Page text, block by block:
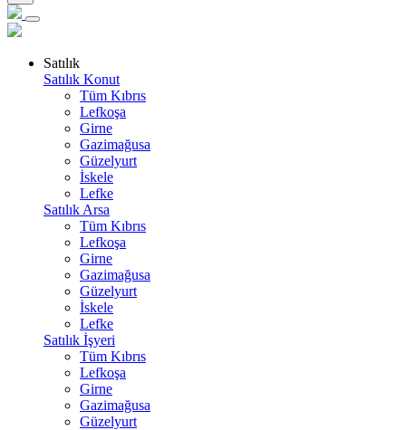
Satılık
Satılık Konut
Tüm Kıbrıs
Lefkoşa
Girne
Gazimağusa
Güzelyurt
İskele
Lefke
Satılık Arsa
Tüm Kıbrıs
Lefkoşa
Girne
Gazimağusa
Güzelyurt
İskele
Lefke
Satılık İşyeri
Tüm Kıbrıs
Lefkoşa
Girne
Gazimağusa
Güzelyurt